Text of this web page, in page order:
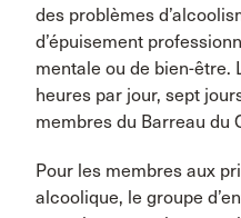
des problèmes
d’épuisement
mentale ou de bien-être.
heures par jour, sept
membres du Barreau du
Pour les membres aux
alcoolique, le groupe